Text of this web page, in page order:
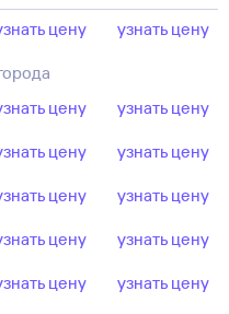
цену узнать цену
цену узнать цену
цену узнать цену
цену узнать цену
цену узнать цену
цену узнать цену